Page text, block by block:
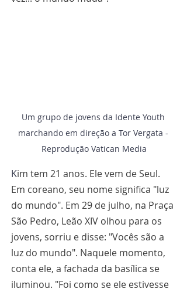
Um grupo de jovens da Idente Youth
marchando em direção a Tor Vergata -
Reprodução Vatican Media
Kim tem 21 anos. Ele vem de Seul.
Em coreano, seu nome significa "luz
do mundo". Em 29 de julho, na Praça
São Pedro, Leão XIV olhou para os
jovens, sorriu e disse: "Vocês são a
luz do mundo". Naquele momento,
conta ele, a fachada da basílica se
iluminou. "Foi como se ele estivesse